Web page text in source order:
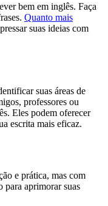
bem em inglês. Faça
Quanto mais
suas ideias com
suas áreas de
professores ou
Eles podem oferecer
escrita mais eficaz.
e prática, mas com
para aprimorar suas